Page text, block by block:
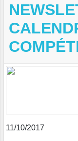
11/10/2017